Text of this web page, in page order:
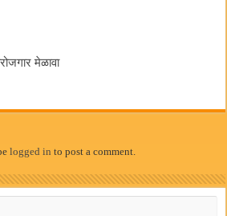
मेळावा
logged in to post a comment.